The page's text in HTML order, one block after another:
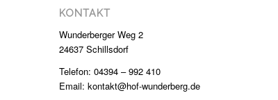
KONTAKT
Wunderberger Weg 2
24637 Schillsdorf
Telefon: 04394 – 992 410
Email: kontakt@hof-wunderberg.de